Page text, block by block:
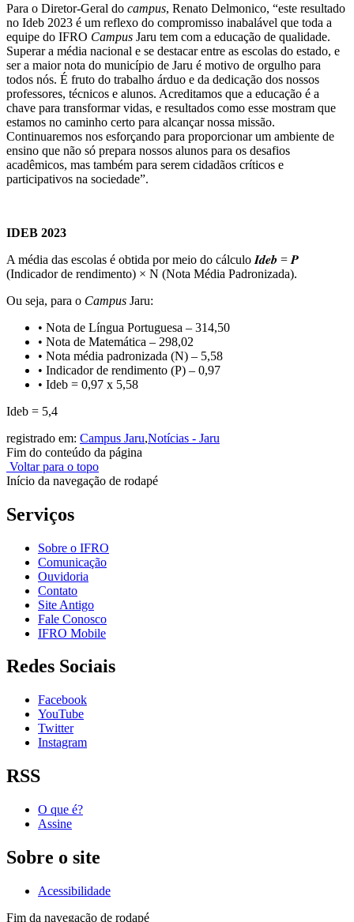
Para o Diretor-Geral do campus, Renato Delmonico, “este resultado
no Ideb 2023 é um reflexo do compromisso inabalável que toda a
equipe do IFRO Campus Jaru tem com a educação de qualidade.
Superar a média nacional e se destacar entre as escolas do estado, e
ser a maior nota do município de Jaru é motivo de orgulho para
todos nós. É fruto do trabalho árduo e da dedicação dos nossos
professores, técnicos e alunos. Acreditamos que a educação é a
chave para transformar vidas, e resultados como esse mostram que
estamos no caminho certo para alcançar nossa missão.
Continuaremos nos esforçando para proporcionar um ambiente de
ensino que não só prepara nossos alunos para os desafios
acadêmicos, mas também para serem cidadãos críticos e
participativos na sociedade”.
IDEB 2023
A média das escolas é obtida por meio do cálculo 𝑰𝒅𝒆𝒃 = 𝑷
(Indicador de rendimento) × N (Nota Média Padronizada).
Ou seja, para o Campus Jaru:
• Nota de Língua Portuguesa – 314,50
• Nota de Matemática – 298,02
• Nota média padronizada (N) – 5,58
• Indicador de rendimento (P) – 0,97
• Ideb = 0,97 x 5,58
Ideb = 5,4
registrado em: Campus Jaru,Notícias - Jaru
Fim do conteúdo da página
Voltar para o topo
Início da navegação de rodapé
Serviços
Sobre o IFRO
Comunicação
Ouvidoria
Contato
Site Antigo
Fale Conosco
IFRO Mobile
Redes Sociais
Facebook
YouTube
Twitter
Instagram
RSS
O que é?
Assine
Sobre o site
Acessibilidade
Fim da navegação de rodapé